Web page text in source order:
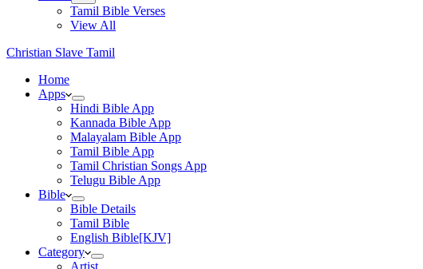
Tamil Bible Verses
View All
Christian Slave Tamil
Home
Apps
Hindi Bible App
Kannada Bible App
Malayalam Bible App
Tamil Bible App
Tamil Christian Songs App
Telugu Bible App
Bible
Bible Details
Tamil Bible
English Bible[KJV]
Category
Artist